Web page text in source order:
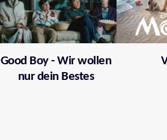
Good Boy - Wir wollen
nur dein Bestes